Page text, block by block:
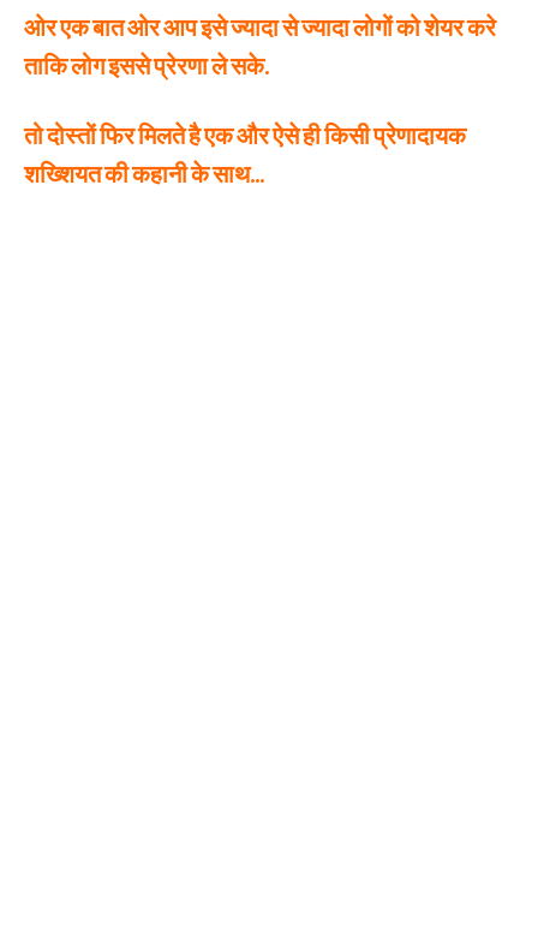
ओर एक बात ओर आप इसे ज्यादा से ज्यादा लोगों को शेयर करे
ताकि लोग इससे प्रेरणा ले सके.
तो दोस्तों फिर मिलते है एक और ऐसे ही किसी प्रेणादायक
शख्शियत की कहानी के साथ…